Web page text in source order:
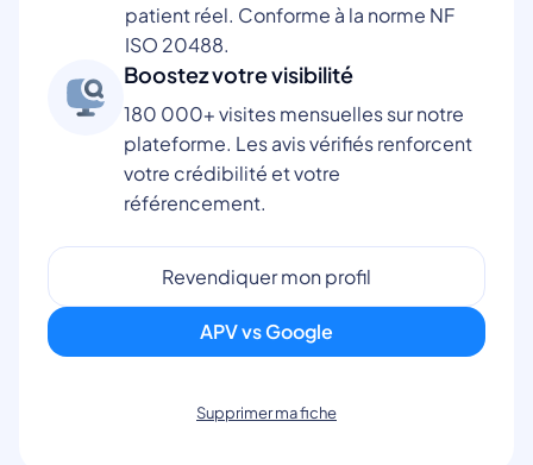
patient réel. Conforme à la norme NF
ISO 20488.
Boostez votre visibilité
180 000+ visites mensuelles sur notre
plateforme. Les avis vérifiés renforcent
votre crédibilité et votre
référencement.
Revendiquer mon profil
APV vs Google
Supprimer ma fiche